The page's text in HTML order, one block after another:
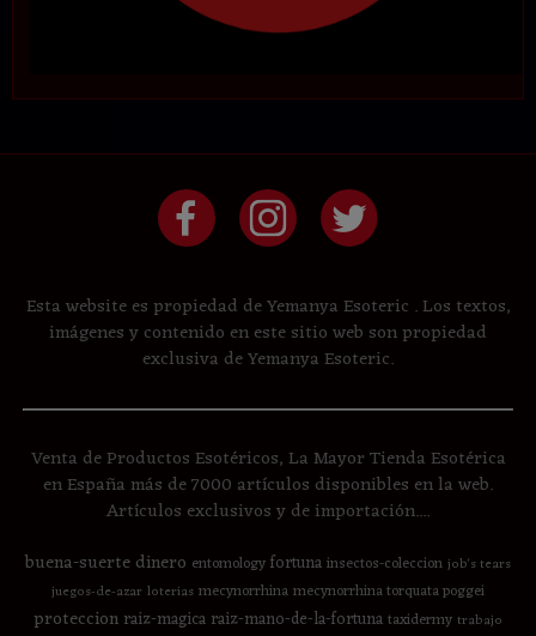
Esta website es propiedad de Yemanya Esoteric . Los textos,
imágenes y contenido en este sitio web son propiedad
exclusiva de Yemanya Esoteric.
Venta de Productos Esotéricos, La Mayor Tienda Esotérica
en España más de 7000 artículos disponibles en la web.
Artículos exclusivos y de importación....
buena-suertedinero entomologyfortunainsectos-coleccion job's tears
juegos-de-azar loterias mecynorrhinamecynorrhina torquata poggei
proteccion raiz-magica raiz-mano-de-la-fortunataxidermy trabajo